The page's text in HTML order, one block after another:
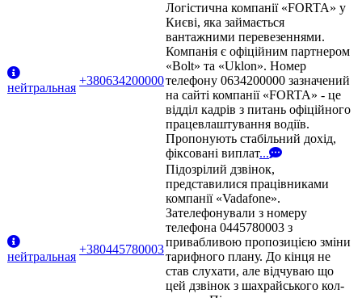
нейтральная
+380634200000
Логістична компанії «FORTA» у
Києві, яка займається
вантажними перевезеннями.
Компанія є офіційним партнером
«Bolt» та «Uklon». Номер
телефону 0634200000 зазначений
на сайті компанії «FORTA» - це
відділ кадрів з питань офіційного
працевлаштування водіїв.
Пропонують стабільний дохід,
фіксовані виплат...
нейтральная
+380445780003
Підозрілий дзвінок,
представилися працівниками
компанії «Vadafone».
Зателефонували з номеру
телефона 0445780003 з
привабливою пропозицією зміни
тарифного плану. До кінця не
став слухати, але відчуваю що
цей дзвінок з шахрайського кол-